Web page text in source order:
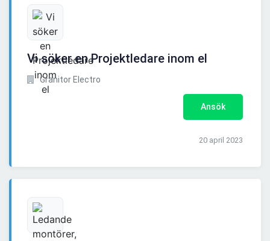
Vi söker en Projektledare inom el
Granitor Electro
Ansök
20 april 2023